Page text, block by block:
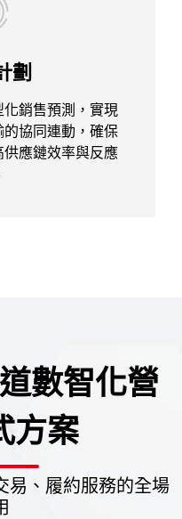
劃
銷售預測，實現
協同連動，確保
應鏈效率與反應
數智化營
方案
易、履約服務的全場